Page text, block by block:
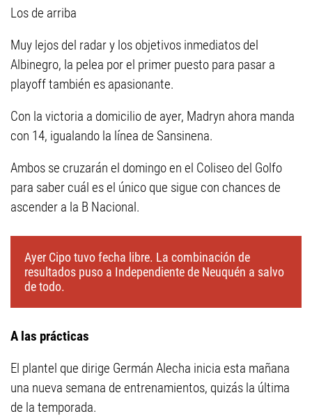
Los de arriba
Muy lejos del radar y los objetivos inmediatos del
Albinegro, la pelea por el primer puesto para pasar a
playoff también es apasionante.
Con la victoria a domicilio de ayer, Madryn ahora manda
con 14, igualando la línea de Sansinena.
Ambos se cruzarán el domingo en el Coliseo del Golfo
para saber cuál es el único que sigue con chances de
ascender a la B Nacional.
Ayer Cipo tuvo fecha libre. La combinación de
resultados puso a Independiente de Neuquén a salvo
de todo.
A las prácticas
El plantel que dirige Germán Alecha inicia esta mañana
una nueva semana de entrenamientos, quizás la última
de la temporada.